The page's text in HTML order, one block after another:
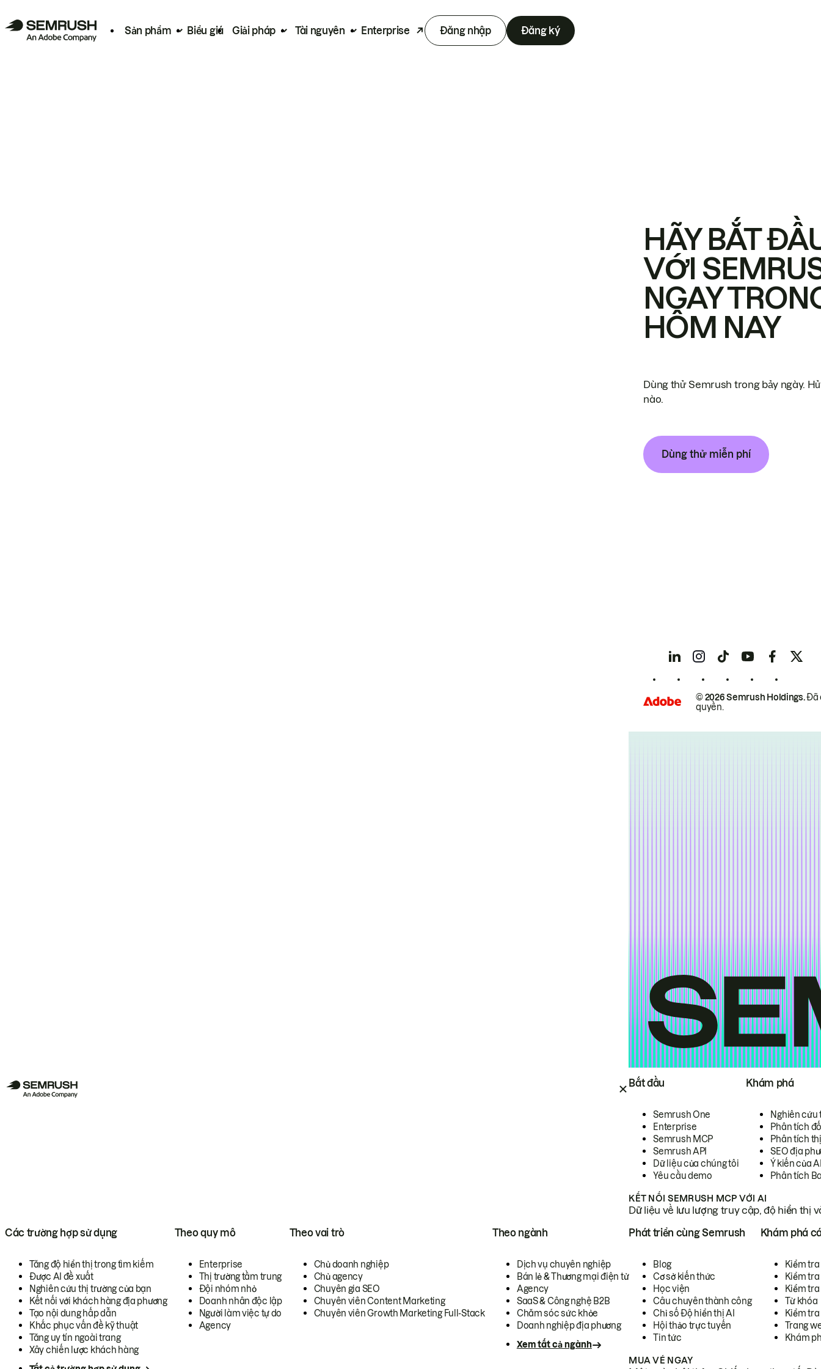
Sản phẩm Biểu giá Giải pháp Tài nguyên Enterprise Đăng nhập Đăng ký
Bắt đầu
Semrush One
Enterprise
Semrush MCP
Semrush API
Dữ liệu của chúng tôi
Yêu cầu demo
Khám phá
Nghiên cứu
Phân tích
Phân tích
SEO địa
Ý kiến của
Phân tích
KẾT NỐI SEMRUSH MCP VỚI AI
Dữ liệu về lưu lượng truy cập, độ hiển thị
Các trường hợp sử dụng
Tăng độ hiển thị trong tìm kiếm
Được AI đề xuất
Nghiên cứu thị trường của bạn
Kết nối với khách hàng địa phương
Tạo nội dung hấp dẫn
Khắc phục vấn đề kỹ thuật
Tăng uy tín ngoài trang
Xây chiến lược khách hàng
Theo quy mô
Enterprise
Thị trường tầm trung
Đội nhóm nhỏ
Doanh nhân độc lập
Người làm việc tự do
Agency
Theo vai trò
Chủ doanh nghiệp
Chủ agency
Chuyên gia SEO
Chuyên viên Content Marketing
Chuyên viên Growth Marketing Full-Stack
Theo ngành
Dịch vụ chuyên nghiệp
Bán lẻ & Thương mại điện tử
Agency
SaaS & Công nghệ B2B
Chăm sóc sức khỏe
Doanh nghiệp địa phương
Xem tất cả ngành
Phát triển cùng Semrush
Blog
Cơ sở kiến thức
Học viện
Câu chuyên thành công
Chỉ số Độ hiển thị AI
Hội thảo trực tuyến
Tin tức
Khám phá
Kiểm
Kiểm tra
Kiểm
Từ khóa
Kiểm
Trang
Khám
MUA VÉ NGAY
HÃY BẮT
VỚI
NGAY
HÔM NAY
Dùng thử Semrush trong bảy ngày.
nào.
Dùng thử miễn phí
© 2026 Semrush Holdings.Đã
quyền.